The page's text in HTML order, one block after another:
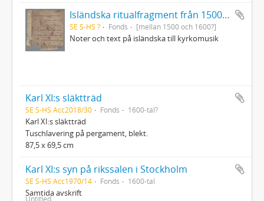
Isländska ritualfragment från 1500-talet
SE S-HS ? Fonds [mellan 1500 och 1600?]
Noter och text på isländska till kyrkomusik
Karl XI:s släktträd
SE S-HS Acc2018/30 Fonds 1600-tal?
Karl XI:s släktträd
Tuschlavering på pergament, blekt.
87,5 x 69,5 cm
Karl XI:s syn på rikssalen i Stockholm
SE S-HS Acc1970/14 Fonds 1600-tal
Samtida avskrift
Untitled